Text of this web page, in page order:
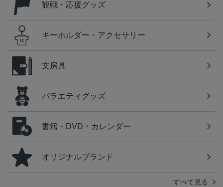
観戦・応援グッズ
キーホルダー・アクセサリー
文房具
バラエティグッズ
書籍・DVD・カレンダー
オリジナルブランド
すべて見る